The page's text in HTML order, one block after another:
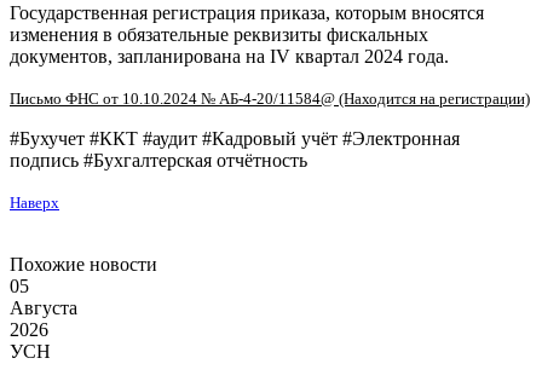
Государственная регистрация приказа, которым вносятся
изменения в обязательные реквизиты фискальных
документов, запланирована на IV квартал 2024 года.
Письмо ФНС от 10.10.2024 № АБ-4-20/11584@ (Находится на регистрации)
#Бухучет #ККТ #аудит #Кадровый учёт #Электронная
подпись #Бухгалтерская отчётность
Наверх
Похожие новости
05
Августа
2026
УСН